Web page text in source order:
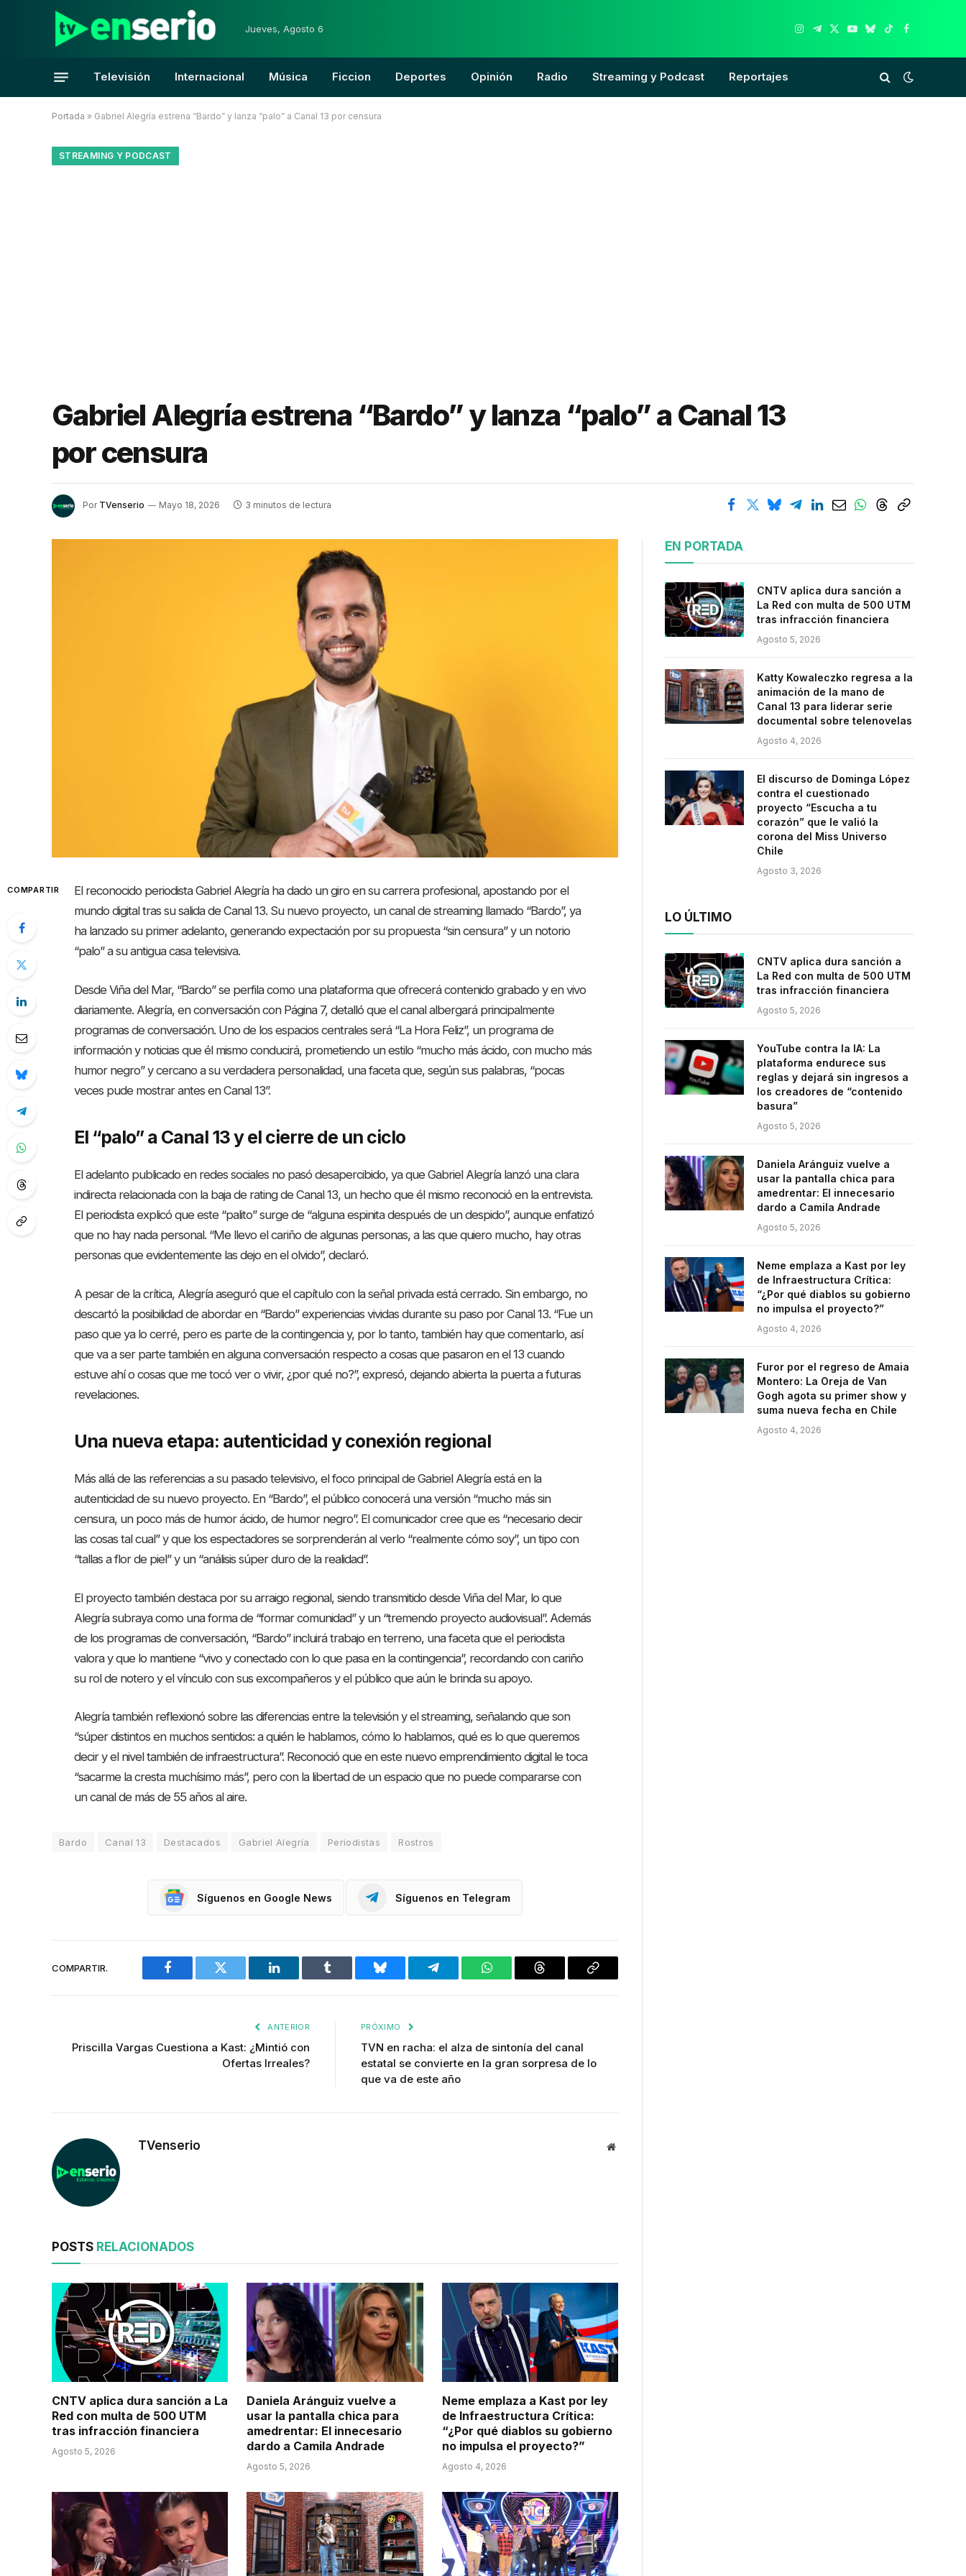
Jueves, Agosto 6
Instagram
Telegram
X
YouTube
Bluesky
TikTokFacebook
Televisión Internacional Música Ficcion Deportes Opinión Radio Streaming y Podcast Reportajes
Portada » Gabriel Alegría estrena “Bardo” y lanza “palo” a Canal 13 por censura
STREAMING Y PODCAST
Gabriel Alegría estrena “Bardo” y lanza “palo” a Canal 13
por censura
Por TVenserio Mayo 18, 2026 3 minutos de lectura
COMPARTIR
El reconocido periodista Gabriel Alegría ha dado un giro en su carrera profesional, apostando por el
mundo digital tras su salida de Canal 13. Su nuevo proyecto, un canal de streaming llamado “Bardo”, ya
ha lanzado su primer adelanto, generando expectación por su propuesta “sin censura” y un notorio
“palo” a su antigua casa televisiva.
Desde Viña del Mar, “Bardo” se perfila como una plataforma que ofrecerá contenido grabado y en vivo
diariamente. Alegría, en conversación con Página 7, detalló que el canal albergará principalmente
programas de conversación. Uno de los espacios centrales será “La Hora Feliz”, un programa de
información y noticias que él mismo conducirá, prometiendo un estilo “mucho más ácido, con mucho más
humor negro” y cercano a su verdadera personalidad, una faceta que, según sus palabras, “pocas
veces pude mostrar antes en Canal 13”.
El “palo” a Canal 13 y el cierre de un ciclo
El adelanto publicado en redes sociales no pasó desapercibido, ya que Gabriel Alegría lanzó una clara
indirecta relacionada con la baja de rating de Canal 13, un hecho que él mismo reconoció en la entrevista.
El periodista explicó que este “palito” surge de “alguna espinita después de un despido”, aunque enfatizó
que no hay nada personal. “Me llevo el cariño de algunas personas, a las que quiero mucho, hay otras
personas que evidentemente las dejo en el olvido”, declaró.
A pesar de la crítica, Alegría aseguró que el capítulo con la señal privada está cerrado. Sin embargo, no
descartó la posibilidad de abordar en “Bardo” experiencias vividas durante su paso por Canal 13. “Fue un
paso que ya lo cerré, pero es parte de la contingencia y, por lo tanto, también hay que comentarlo, así
que va a ser parte también en alguna conversación respecto a cosas que pasaron en el 13 cuando
estuve ahí o cosas que me tocó ver o vivir, ¿por qué no?”, expresó, dejando abierta la puerta a futuras
revelaciones.
Una nueva etapa: autenticidad y conexión regional
Más allá de las referencias a su pasado televisivo, el foco principal de Gabriel Alegría está en la
autenticidad de su nuevo proyecto. En “Bardo”, el público conocerá una versión “mucho más sin
censura, un poco más de humor ácido, de humor negro”. El comunicador cree que es “necesario decir
las cosas tal cual” y que los espectadores se sorprenderán al verlo “realmente cómo soy”, un tipo con
“tallas a flor de piel” y un “análisis súper duro de la realidad”.
El proyecto también destaca por su arraigo regional, siendo transmitido desde Viña del Mar, lo que
Alegría subraya como una forma de “formar comunidad” y un “tremendo proyecto audiovisual”. Además
de los programas de conversación, “Bardo” incluirá trabajo en terreno, una faceta que el periodista
valora y que lo mantiene “vivo y conectado con lo que pasa en la contingencia”, recordando con cariño
su rol de notero y el vínculo con sus excompañeros y el público que aún le brinda su apoyo.
Alegría también reflexionó sobre las diferencias entre la televisión y el streaming, señalando que son
“súper distintos en muchos sentidos: a quién le hablamos, cómo lo hablamos, qué es lo que queremos
decir y el nivel también de infraestructura”. Reconoció que en este nuevo emprendimiento digital le toca
“sacarme la cresta muchísimo más”, pero con la libertad de un espacio que no puede compararse con
un canal de más de 55 años al aire.
Bardo Canal 13 Destacados Gabriel Alegría Periodistas Rostros
Síguenos en Google News Síguenos en Telegram
COMPARTIR.
Facebook Twitter LinkedIn Tumblr Bluesky Telegram WhatsAppThreads
Copiar
ANTERIOR
Priscilla Vargas Cuestiona a Kast: ¿Mintió con
Ofertas Irreales?
PRÓXIMO
TVN en racha: el alza de sintonía del canal
estatal se convierte en la gran sorpresa de lo
que va de este año
TVenserio Website
POSTS RELACIONADOS
CNTV aplica dura sanción a La
Red con multa de 500 UTM
tras infracción financiera
Agosto 5, 2026
Daniela Aránguiz vuelve a
usar la pantalla chica para
amedrentar: El innecesario
dardo a Camila Andrade
Agosto 5, 2026
Neme emplaza a Kast por ley
de Infraestructura Crítica:
“¿Por qué diablos su gobierno
no impulsa el proyecto?”
Agosto 4, 2026
EN PORTADA
CNTV aplica dura sanción a
La Red con multa de 500 UTM
tras infracción financiera
Agosto 5, 2026
Katty Kowaleczko regresa a la
animación de la mano de
Canal 13 para liderar serie
documental sobre telenovelas
Agosto 4, 2026
El discurso de Dominga López
contra el cuestionado
proyecto “Escucha a tu
corazón” que le valió la
corona del Miss Universo
Chile
Agosto 3, 2026
LO ÚLTIMO
CNTV aplica dura sanción a
La Red con multa de 500 UTM
tras infracción financiera
Agosto 5, 2026
YouTube contra la IA: La
plataforma endurece sus
reglas y dejará sin ingresos a
los creadores de “contenido
basura”
Agosto 5, 2026
Daniela Aránguiz vuelve a
usar la pantalla chica para
amedrentar: El innecesario
dardo a Camila Andrade
Agosto 5, 2026
Neme emplaza a Kast por ley
de Infraestructura Crítica:
“¿Por qué diablos su gobierno
no impulsa el proyecto?”
Agosto 4, 2026
Furor por el regreso de Amaia
Montero: La Oreja de Van
Gogh agota su primer show y
suma nueva fecha en Chile
Agosto 4, 2026